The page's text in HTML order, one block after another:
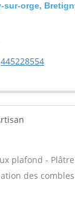
sur-orge,
445228554
plafond -
des